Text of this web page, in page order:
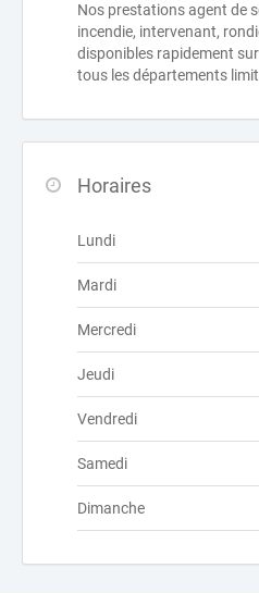
Nos prestations agent de
incendie, intervenant,
disponibles rapidement
tous les départements
Horaires
Lundi
Mardi
Mercredi
Jeudi
Vendredi
Samedi
Dimanche